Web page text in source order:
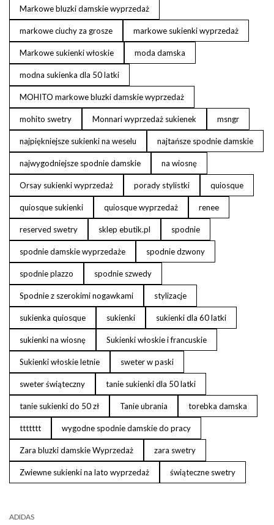
Markowe bluzki damskie wyprzedaż
markowe ciuchy za grosze markowe sukienki wyprzedaż
Markowe sukienki włoskie moda damska
modna sukienka dla 50 latki
MOHITO markowe bluzki damskie wyprzedaż
mohito swetry Monnari wyprzedaż sukienek msngr
najpiękniejsze sukienki na weselu najtańsze spodnie damskie
najwygodniejsze spodnie damskie na wiosnę
Orsay sukienki wyprzedaż porady stylistki quiosque
quiosque sukienki quiosque wyprzedaż renee
reserved swetry sklep ebutik.pl spodnie
spodnie damskie wyprzedaże spodnie dzwony
spodnie plazzo spodnie szwedy
Spodnie z szerokimi nogawkami stylizacje
sukienka quiosque sukienki sukienki dla 60 latki
sukienki na wiosnę Sukienki włoskie i francuskie
Sukienki włoskie letnie sweter w paski
sweter świąteczny tanie sukienki dla 50 latki
tanie sukienki do 50 zł Tanie ubrania torebka damska
ttttttt wygodne spodnie damskie do pracy
Zara bluzki damskie Wyprzedaż zara swetry
Zwiewne sukienki na lato wyprzedaż świąteczne swetry
ADIDAS